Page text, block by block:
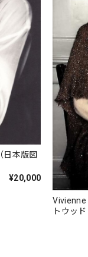
日本版図
¥20,000
Vivienne
トウッ